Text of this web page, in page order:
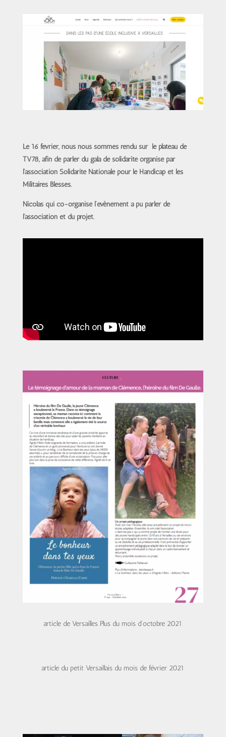
Le 16 février, nous nous sommes rendu sur le plateau de
TV78, afin de parler du gala de solidarité organisé par
l’association Solidarité Nationale pour le Handicap et les
Militaires Blessés.
Nicolas qui co-organise l’évènement a pu parler de
l’association et du projet.
article de Versailles Plus du mois d’octobre 2021
article du petit Versaillais du mois de février 2021